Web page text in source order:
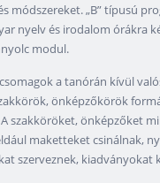
módszereket. „B” típusú
nyelv és irodalom órákra
modul.
a tanórán kívül
önképzőkörök
szakköröket, önképzőket
maketteket csinálnak,
szerveznek, kiadványokat